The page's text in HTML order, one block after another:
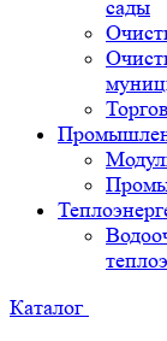
сады
Каталог